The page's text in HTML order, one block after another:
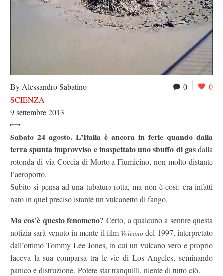
0 0
By Alessandro Sabatino
SCIENZA
9 settembre 2013
Sabato 24 agosto. L’Italia è ancora in ferie quando dalla
terra spunta improvviso e inaspettato uno sbuffo di gasdalla
rotonda di via Coccia di Morto a Fiumicino, non molto distante
l’aeroporto.
Subito si pensa ad una tubatura rotta, ma non è così: era infatti
nato in quel preciso istante un vulcanetto di fango.
Ma cos’è questo fenomeno?Certo, a qualcuno a sentire questa
notizia sarà venuto in mente il film Volcano del 1997, interpretato
dall’ottimo Tommy Lee Jones, in cui un vulcano vero e proprio
faceva la sua comparsa tra le vie di Los Angeles, seminando
panico e distruzione. Potete star tranquilli, niente di tutto ciò.